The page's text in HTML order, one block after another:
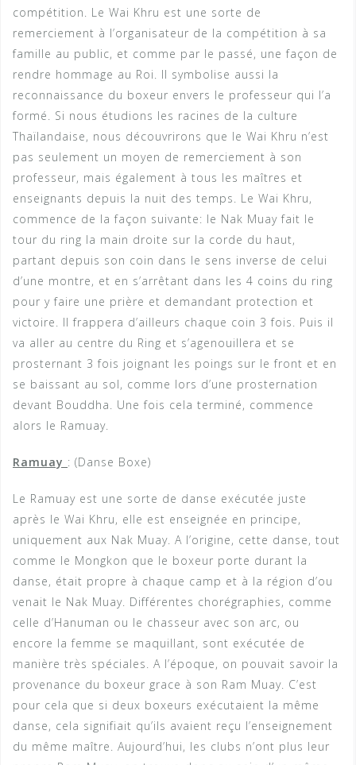
compétition. Le Wai Khru est une sorte de
remerciement à l’organisateur de la compétition à sa
famille au public, et comme par le passé, une façon de
rendre hommage au Roi. Il symbolise aussi la
reconnaissance du boxeur envers le professeur qui l’a
formé. Si nous étudions les racines de la culture
Thaïlandaise, nous découvrirons que le Wai Khru n’est
pas seulement un moyen de remerciement à son
professeur, mais également à tous les maîtres et
enseignants depuis la nuit des temps. Le Wai Khru,
commence de la façon suivante: le Nak Muay fait le
tour du ring la main droite sur la corde du haut,
partant depuis son coin dans le sens inverse de celui
d’une montre, et en s’arrêtant dans les 4 coins du ring
pour y faire une prière et demandant protection et
victoire. Il frappera d’ailleurs chaque coin 3 fois. Puis il
va aller au centre du Ring et s’agenouillera et se
prosternant 3 fois joignant les poings sur le front et en
se baissant au sol, comme lors d’une prosternation
devant Bouddha. Une fois cela terminé, commence
alors le Ramuay.
Ramuay : (Danse Boxe)
Le Ramuay est une sorte de danse exécutée juste
après le Wai Khru, elle est enseignée en principe,
uniquement aux Nak Muay. A l’origine, cette danse, tout
comme le Mongkon que le boxeur porte durant la
danse, était propre à chaque camp et à la région d’ou
venait le Nak Muay. Différentes chorégraphies, comme
celle d’Hanuman ou le chasseur avec son arc, ou
encore la femme se maquillant, sont exécutée de
manière très spéciales. A l’époque, on pouvait savoir la
provenance du boxeur grace à son Ram Muay. C’est
pour cela que si deux boxeurs exécutaient la même
danse, cela signifiait qu’ils avaient reçu l’enseignement
du même maître. Aujourd’hui, les clubs n’ont plus leur